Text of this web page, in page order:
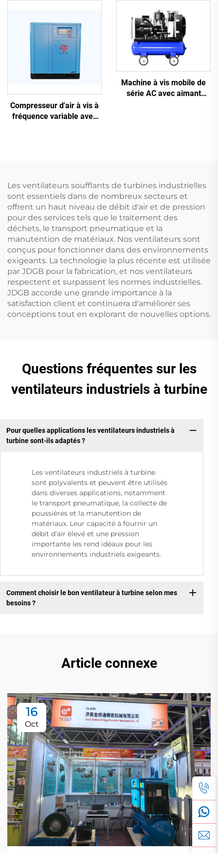
laser avec réservoir de
1200 L
Compresseur d'air à vis à
fréquence variable avec
Machine à vis mobile de
série AC avec aimant
Les ventilateurs soufflants de turbines industrielles
sont essentiels dans de nombreux secteurs et
offrent un haut niveau de débit d'air et de pression
pour des services tels que le traitement des
déchets, le transport pneumatique et la
manutention de matériaux. Nos ventilateurs sont
conçus pour fonctionner dans des environnements
exigeants. La technologie la plus récente est utilisée
par JDGB pour la fabrication, et nos ventilateurs
respectent et surpassent les normes industrielles.
JDGB accorde une grande importance à la
satisfaction client et continuera d'améliorer ses
conceptions tout en explorant de nouvelles options.
Questions fréquentes sur les
ventilateurs industriels à turbine
Pour quelles applications les ventilateurs industriels à
turbine sont-ils adaptés ?
Les ventilateurs industriels à turbine
sont polyvalents et peuvent être utilisés
dans diverses applications, notamment
le transport pneumatique, la collecte de
poussières et la manutention de
matériaux. Leur capacité à fournir un
débit d'air élevé et une pression
importante les rend idéaux pour les
environnements industriels exigeants.
Comment choisir le bon ventilateur à turbine selon mes
besoins ?
Article connexe
16
Oct